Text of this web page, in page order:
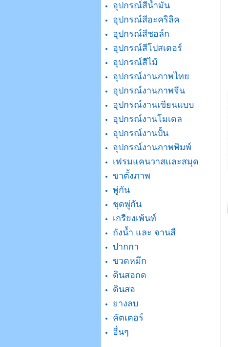
อุปกรณ์สีน้ำมัน
อุปกรณ์สีอะคริลิค
อุปกรณ์สีชอล์ก
อุปกรณ์สีโปสเตอร์
อุปกรณ์สีไม้
อุปกรณ์งานภาพไทย
อุปกรณ์งานภาพจีน
อุปกรณ์งานเขียนแบบ
อุปกรณ์งานโมเดล
อุปกรณ์งานปั้น
อุปกรณ์งานภาพพิมพ์
เฟรมแคนวาสและสมุด
ขาตั้งภาพ
พู่กัน
ชุดพู่กัน
เกรียงเพ้นท์
ถังน้ำ และ จานสี
ปากกา
ขวดหมึก
ดินสอกด
ดินสอ
ยางลบ
คัตเตอร์
อื่นๆ